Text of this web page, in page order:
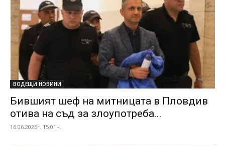
ВОДЕЩИ НОВИНИ
Бившият шеф на митницата в Пловдив
отива на съд за злоупотреба...
16.06.2026г. 15:01ч.